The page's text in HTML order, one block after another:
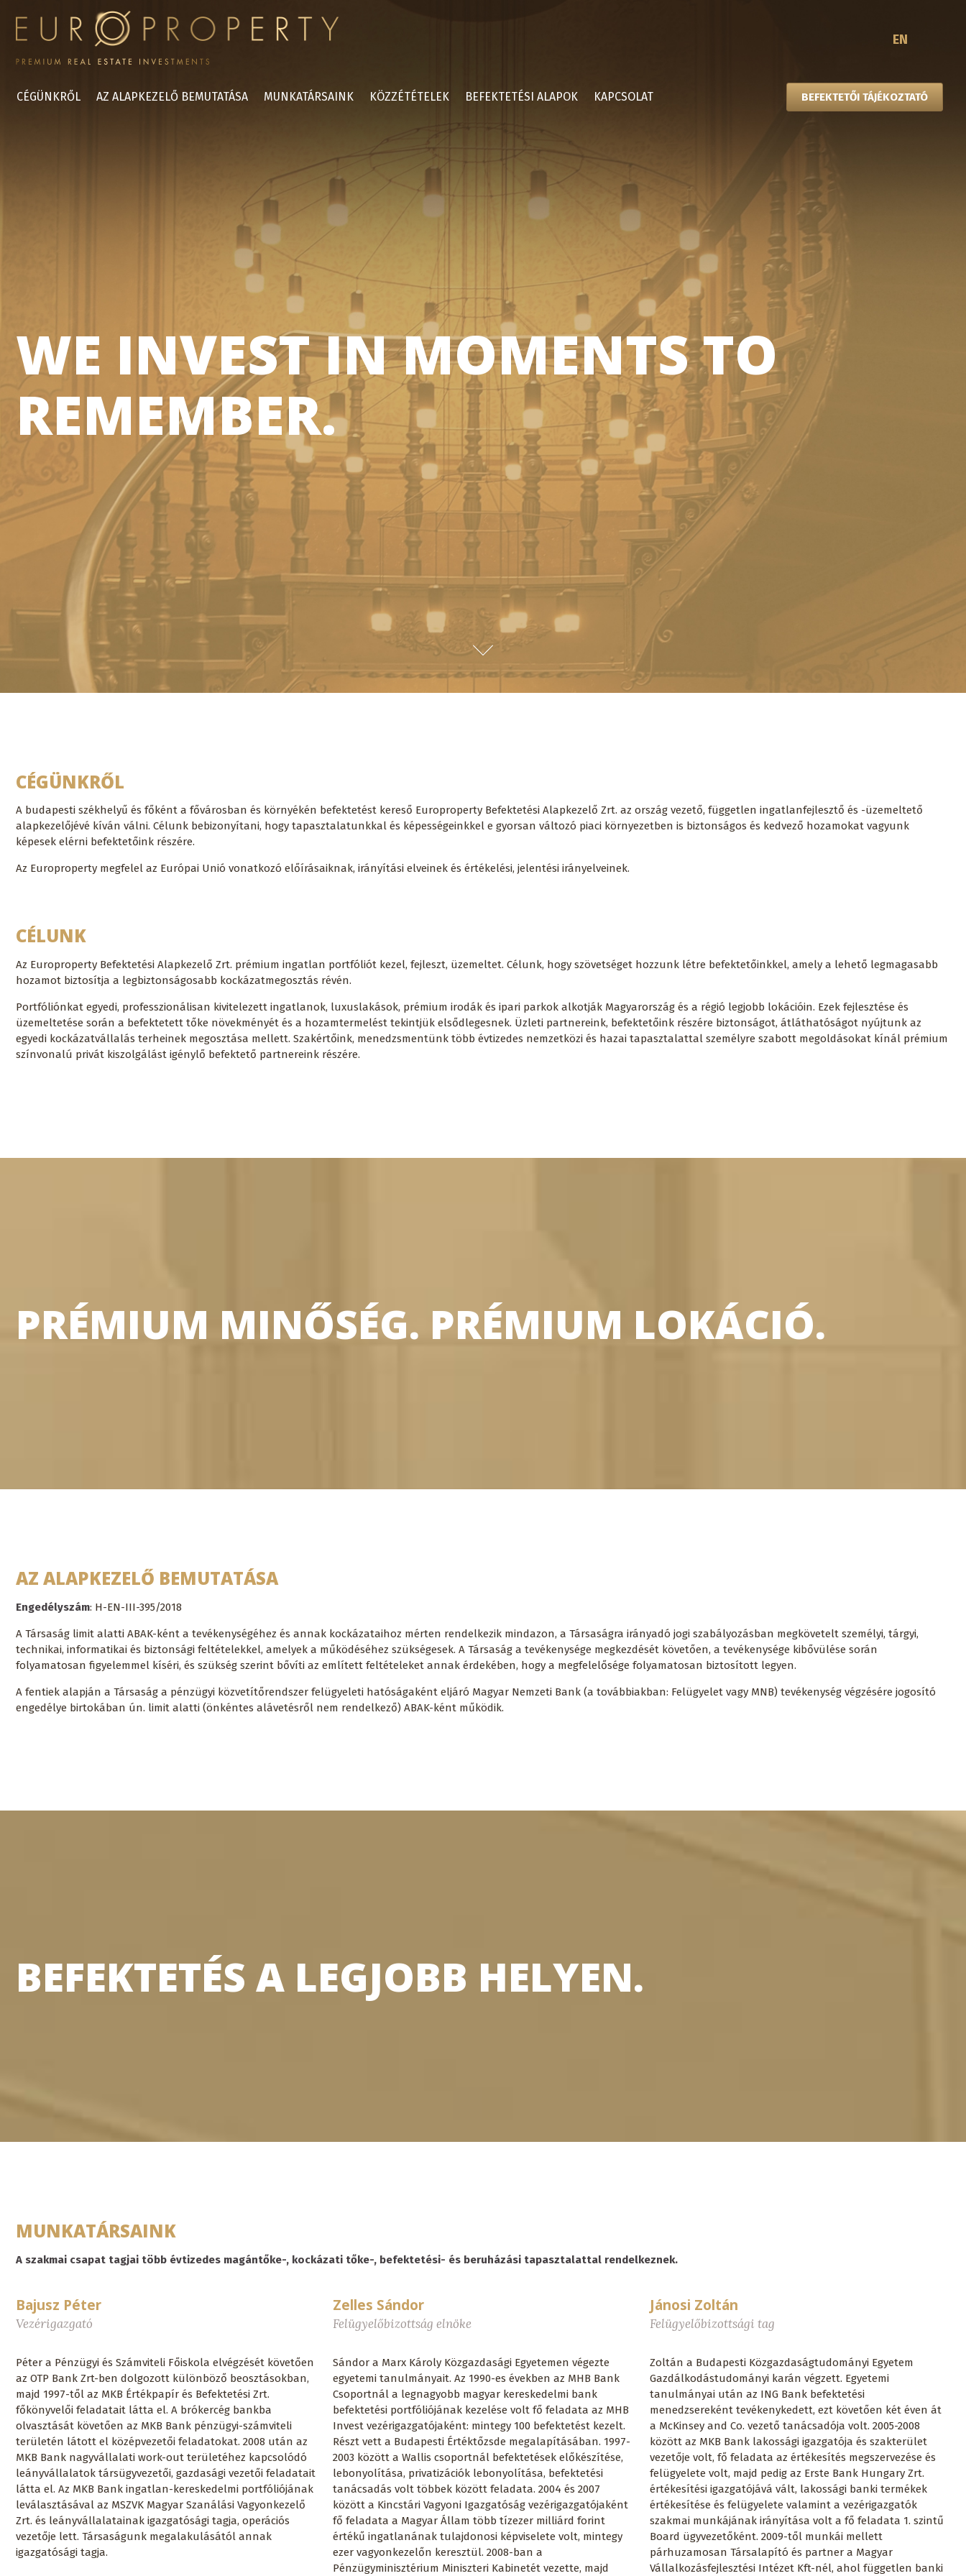
EN
CÉGÜNKRŐL AZ ALAPKEZELŐ BEMUTATÁSA MUNKATÁRSAINK KÖZZÉTÉTELEK BEFEKTETÉSI ALAPOK KAPCSOLAT BEFEKTETŐI TÁJÉKOZTATÓ
WE INVEST IN MOMENTS TO
REMEMBER.
CÉGÜNKRŐL
A budapesti székhelyű és főként a fővárosban és környékén befektetést kereső Europroperty Befektetési Alapkezelő Zrt. az ország vezető, független ingatlanfejlesztő és -üzemeltető
alapkezelőjévé kíván válni. Célunk bebizonyítani, hogy tapasztalatunkkal és képességeinkkel e gyorsan változó piaci környezetben is biztonságos és kedvező hozamokat vagyunk
képesek elérni befektetőink részére.
Az Europroperty megfelel az Európai Unió vonatkozó előírásaiknak, irányítási elveinek és értékelési, jelentési irányelveinek.
CÉLUNK
Az Europroperty Befektetési Alapkezelő Zrt. prémium ingatlan portfóliót kezel, fejleszt, üzemeltet. Célunk, hogy szövetséget hozzunk létre befektetőinkkel, amely a lehető legmagasabb
hozamot biztosítja a legbiztonságosabb kockázatmegosztás révén.
Portfóliónkat egyedi, professzionálisan kivitelezett ingatlanok, luxuslakások, prémium irodák és ipari parkok alkotják Magyarország és a régió legjobb lokációin. Ezek fejlesztése és
üzemeltetése során a befektetett tőke növekményét és a hozamtermelést tekintjük elsődlegesnek. Üzleti partnereink, befektetőink részére biztonságot, átláthatóságot nyújtunk az
egyedi kockázatvállalás terheinek megosztása mellett. Szakértőink, menedzsmentünk több évtizedes nemzetközi és hazai tapasztalattal személyre szabott megoldásokat kínál prémium
színvonalú privát kiszolgálást igénylő befektető partnereink részére.
PRÉMIUM MINŐSÉG. PRÉMIUM LOKÁCIÓ.
AZ ALAPKEZELŐ BEMUTATÁSA
Engedélyszám: H-EN-III-395/2018
A Társaság limit alatti ABAK-ként a tevékenységéhez és annak kockázataihoz mérten rendelkezik mindazon, a Társaságra irányadó jogi szabályozásban megkövetelt személyi, tárgyi,
technikai, informatikai és biztonsági feltételekkel, amelyek a működéséhez szükségesek. A Társaság a tevékenysége megkezdését követően, a tevékenysége kibővülése során
folyamatosan figyelemmel kíséri, és szükség szerint bővíti az említett feltételeket annak érdekében, hogy a megfelelősége folyamatosan biztosított legyen.
A fentiek alapján a Társaság a pénzügyi közvetítőrendszer felügyeleti hatóságaként eljáró Magyar Nemzeti Bank (a továbbiakban: Felügyelet vagy MNB) tevékenység végzésére jogosító
engedélye birtokában ún. limit alatti (önkéntes alávetésről nem rendelkező) ABAK-ként működik.
BEFEKTETÉS A LEGJOBB HELYEN.
MUNKATÁRSAINK
A szakmai csapat tagjai több évtizedes magántőke-, kockázati tőke-, befektetési- és beruházási tapasztalattal rendelkeznek.
Bajusz Péter
Vezérigazgató
Péter a Pénzügyi és Számviteli Főiskola elvégzését követően
az OTP Bank Zrt-ben dolgozott különböző beosztásokban,
majd 1997-től az MKB Értékpapír és Befektetési Zrt.
főkönyvelői feladatait látta el. A brókercég bankba
olvasztását követően az MKB Bank pénzügyi-számviteli
területén látott el középvezetői feladatokat. 2008 után az
MKB Bank nagyvállalati work-out területéhez kapcsolódó
leányvállalatok társügyvezetői, gazdasági vezetői feladatait
látta el. Az MKB Bank ingatlan-kereskedelmi portfóliójának
leválasztásával az MSZVK Magyar Szanálási Vagyonkezelő
Zrt. és leányvállalatainak igazgatósági tagja, operációs
vezetője lett. Társaságunk megalakulásától annak
igazgatósági tagja.
Zelles Sándor
Felügyelőbizottság elnöke
Sándor a Marx Károly Közgazdasági Egyetemen végezte
egyetemi tanulmányait. Az 1990-es években az MHB Bank
Csoportnál a legnagyobb magyar kereskedelmi bank
befektetési portfóliójának kezelése volt fő feladata az MHB
Invest vezérigazgatójaként: mintegy 100 befektetést kezelt.
Részt vett a Budapesti Értéktőzsde megalapításában. 1997-
2003 között a Wallis csoportnál befektetések előkészítése,
lebonyolítása, privatizációk lebonyolítása, befektetési
tanácsadás volt többek között feladata. 2004 és 2007
között a Kincstári Vagyoni Igazgatóság vezérigazgatójaként
fő feladata a Magyar Állam több tízezer milliárd forint
értékű ingatlanának tulajdonosi képviselete volt, mintegy
ezer vagyonkezelőn keresztül. 2008-ban a
Pénzügyminisztérium Miniszteri Kabinetét vezette, majd
Jánosi Zoltán
Felügyelőbizottsági tag
Zoltán a Budapesti Közgazdaságtudományi Egyetem
Gazdálkodástudományi karán végzett. Egyetemi
tanulmányai után az ING Bank befektetési
menedzsereként tevékenykedett, ezt követően két éven át
a McKinsey and Co. vezető tanácsadója volt. 2005-2008
között az MKB Bank lakossági igazgatója és szakterület
vezetője volt, fő feladata az értékesítés megszervezése és
felügyelete volt, majd pedig az Erste Bank Hungary Zrt.
értékesítési igazgatójává vált, lakossági banki termékek
értékesítése és felügyelete valamint a vezérigazgatók
szakmai munkájának irányítása volt a fő feladata 1. szintű
Board ügyvezetőként. 2009-től munkái mellett
párhuzamosan Társalapító és partner a Magyar
Vállalkozásfejlesztési Intézet Kft-nél, ahol független banki